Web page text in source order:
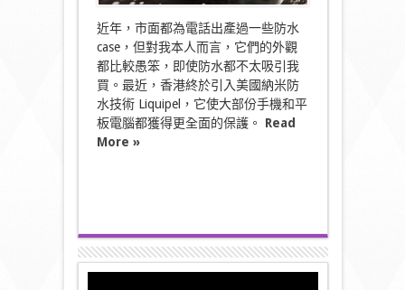
再
用”
case
屎”
架
喇〉
中
近年，市面都為電話出產過一些防水
case，但對我本人而言，它們的外觀
都比較愚笨，即使防水都不太吸引我
買。最近，香港終於引入美國納米防
水技術 Liquipel，它使大部份手機和平
板電腦都獲得更全面的保護。 Read
More »